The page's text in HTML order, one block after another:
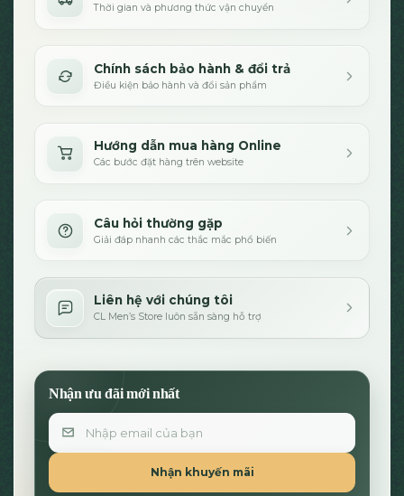
Thời gian và phương thức vận chuyển
Chính sách bảo hành & đổi trả
Điều kiện bảo hành và đổi sản phẩm
Hướng dẫn mua hàng Online
Các bước đặt hàng trên website
Câu hỏi thường gặp
Giải đáp nhanh các thắc mắc phổ biến
Liên hệ với chúng tôi
CL Men’s Store luôn sẵn sàng hỗ trợ
Nhận ưu đãi mới nhất
Email
Nhận khuyến mãi